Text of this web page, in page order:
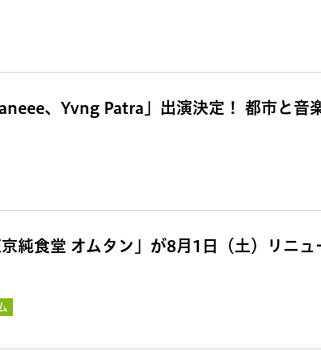
、Yvng Patra」出演決定！ 都市と音
純食堂 オムタン」が8月1日（土）リニュ